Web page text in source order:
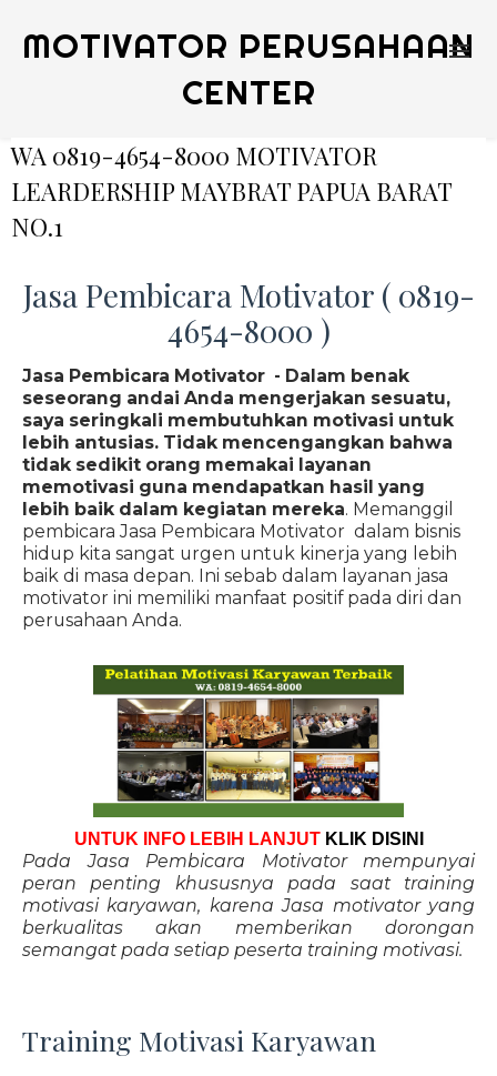
MOTIVATOR PERUSAHAAN
CENTER
WA 0819-4654-8000 MOTIVATOR
LEARDERSHIP MAYBRAT PAPUA BARAT
NO.1
Jasa Pembicara Motivator ( 0819-
4654-8000 )
Jasa Pembicara Motivator - Dalam benak
seseorang andai Anda mengerjakan sesuatu,
saya seringkali membutuhkan motivasi untuk
lebih antusias. Tidak mencengangkan bahwa
tidak sedikit orang memakai layanan
memotivasi guna mendapatkan hasil yang
lebih baik dalam kegiatan mereka. Memanggil
pembicara Jasa Pembicara Motivator dalam bisnis
hidup kita sangat urgen untuk kinerja yang lebih
baik di masa depan. Ini sebab dalam layanan jasa
motivator ini memiliki manfaat positif pada diri dan
perusahaan Anda.
UNTUK INFO LEBIH LANJUT KLIK DISINI
Pada Jasa Pembicara Motivator mempunyai
peran penting khususnya pada saat training
motivasi karyawan, karena Jasa motivator yang
berkualitas akan memberikan dorongan
semangat pada setiap peserta training motivasi.
Training Motivasi Karyawan